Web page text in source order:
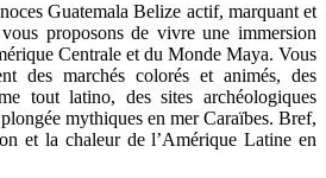
Guatemala Belize actif, marquant et
proposons de vivre une immersion
Centrale et du Monde Maya. Vous
des marchés colorés et animés, des
tout latino, des sites archéologiques
mythiques en mer Caraïbes. Bref,
et la chaleur de l’Amérique Latine en